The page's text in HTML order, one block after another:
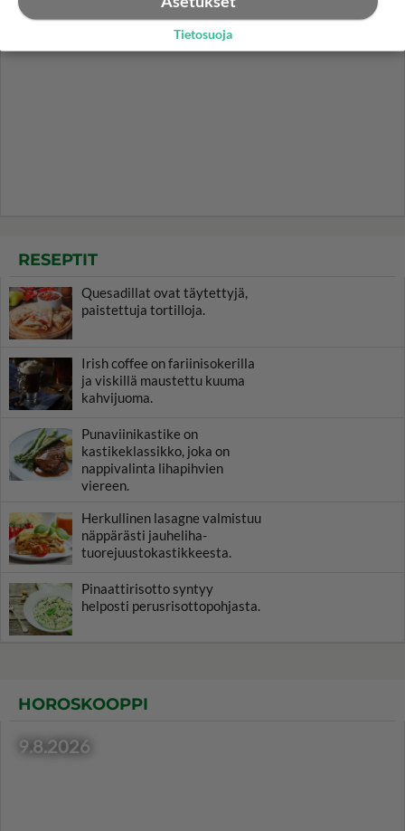
RESEPTIT
Quesadillat ovat täytettyjä,
paistettuja tortilloja.
Irish coffee on fariinisokerilla
ja viskillä maustettu kuuma
kahvijuoma.
Punaviinikastike on
kastikeklassikko, joka on
nappivalinta lihapihvien
viereen.
Herkullinen lasagne valmistuu
näppärästi jauheliha-
tuorejuustokastikkeesta.
Pinaattirisotto syntyy
helposti perusrisottopohjasta.
HOROSKOOPPI
9.8.2026
Tietosuoja